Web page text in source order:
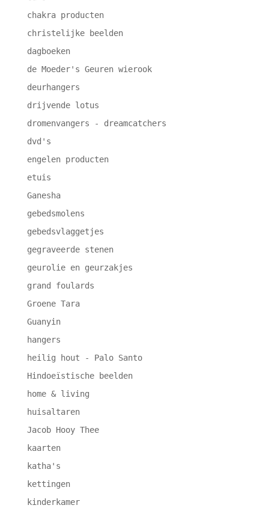
chakra producten
christelijke beelden
dagboeken
de Moeder's Geuren wierook
deurhangers
drijvende lotus
dromenvangers - dreamcatchers
dvd's
engelen producten
etuis
Ganesha
gebedsmolens
gebedsvlaggetjes
gegraveerde stenen
geurolie en geurzakjes
grand foulards
Groene Tara
Guanyin
hangers
heilig hout - Palo Santo
Hindoeïstische beelden
home & living
huisaltaren
Jacob Hooy Thee
kaarten
katha's
kettingen
kinderkamer